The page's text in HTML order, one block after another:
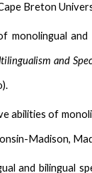
Breton
and
abilities of
Madison,
and bilingual